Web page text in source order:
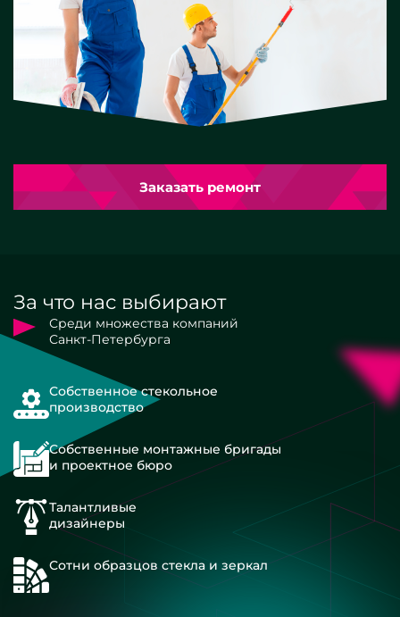
Заказать ремонт
За что нас выбирают
Среди множества компаний
Санкт-Петербурга
Собственное стекольное
производство
Собственные монтажные бригады
и проектное бюро
Талантливые
дизайнеры
Сотни образцов стекла и зеркал